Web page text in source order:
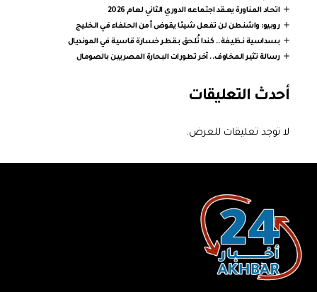
اتحاد المناورة يعقد اجتماعه الدوري الثاني لعام 2026
روبيو: واشنطن لن تفعل شيئا يقوض أمن الحلفاء في الخليج
بسداسية نظيفة.. كندا تُلحق بقطر خسارة قاسية في المونديال
رسالة تثير المخاوف.. آخر تطورات البحارة المصريين بالصومال
أحدث التعليقات
لا توجد تعليقات للعرض.